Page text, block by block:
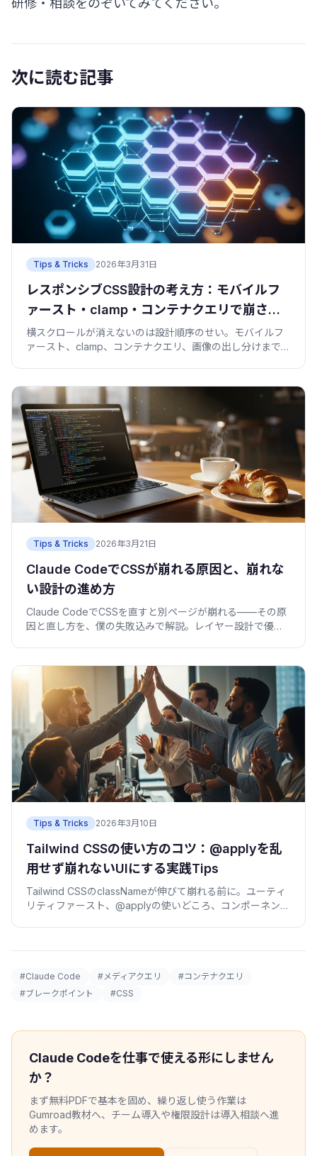
研修・相談をのぞいてみてください。
次に読む記事
Tips & Tricks 2026年3月31日
レスポンシブCSS設計の考え方：モバイルフ
ァースト・clamp・コンテナクエリで崩さな
い
横スクロールが消えないのは設計順序のせい。モバイルフ
ァースト、clamp、コンテナクエリ、画像の出し分けまで、
Tips & Tricks 2026年3月21日
Claude CodeでCSSが崩れる原因と、崩れな
い設計の進め方
Claude CodeでCSSを直すと別ページが崩れる——その原
因と直し方を、僕の失敗込みで解説。レイヤー設計で優先
Tips & Tricks 2026年3月10日
Tailwind CSSの使い方のコツ：@applyを乱
用せず崩れないUIにする実践Tips
Tailwind CSSのclassNameが伸びて崩れる前に。ユーティ
リティファースト、@applyの使いどころ、コンポーネント
#Claude Code #メディアクエリ
#コンテナクエリ
#ブレークポイント
#CSS
Claude Codeを仕事で使える形にしません
か？
まず無料PDFで基本を固め、繰り返し使う作業は
Gumroad教材へ、チーム導入や権限設計は導入相談へ進
めます。